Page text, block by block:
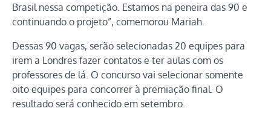
Brasil nessa competição. Estamos na peneira das 90 e
continuando o projeto”, comemorou Mariah.
Dessas 90 vagas, serão selecionadas 20 equipes para
irem a Londres fazer contatos e ter aulas com os
professores de lá. O concurso vai selecionar somente
oito equipes para concorrer à premiação final. O
resultado será conhecido em setembro.